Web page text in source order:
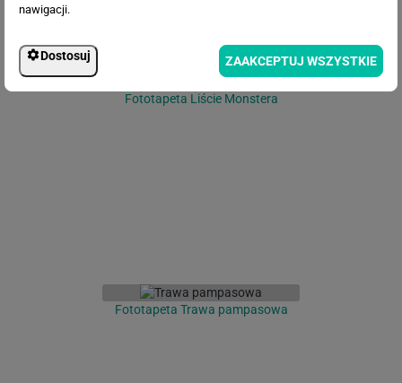
Fototapeta Liście Monstera
Fototapeta Trawa pampasowa
nawigacji.
Dostosuj ZAAKCEPTUJ WSZYSTKIE